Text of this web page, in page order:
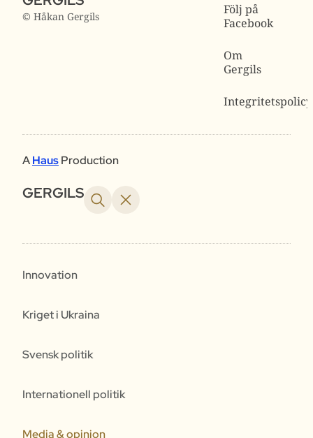
© Håkan Gergils
Följ på
Facebook
Om
Gergils
Integritetspolicy
AHausProduction
GERGILS
Innovation
Kriget i Ukraina
Svensk politik
Internationell politik
Media & opinion